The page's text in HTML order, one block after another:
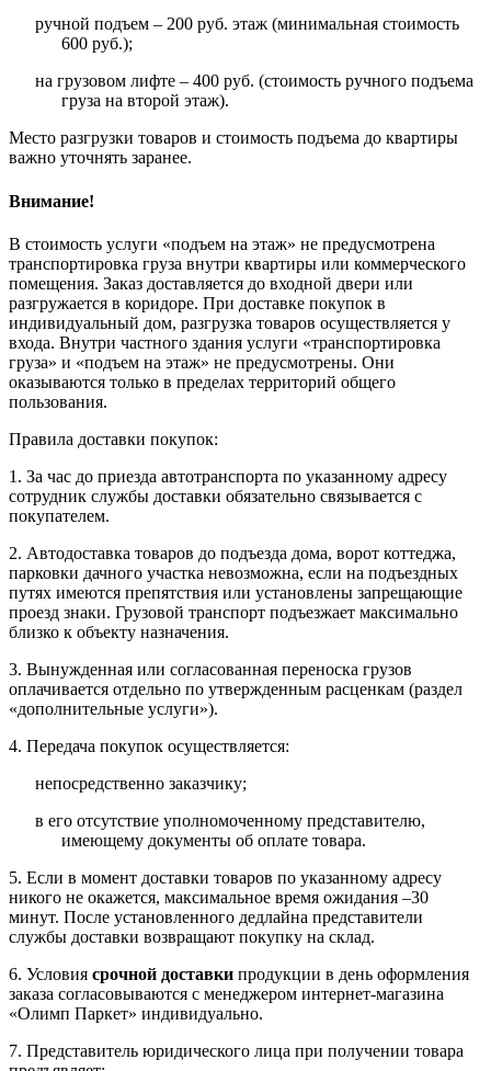
ручной подъем – 200 руб. этаж (минимальная стоимость
600 руб.);
на грузовом лифте – 400 руб. (стоимость ручного подъема
груза на второй этаж).
Место разгрузки товаров и стоимость подъема до квартиры
важно уточнять заранее.
Внимание!
В стоимость услуги «подъем на этаж» не предусмотрена
транспортировка груза внутри квартиры или коммерческого
помещения. Заказ доставляется до входной двери или
разгружается в коридоре. При доставке покупок в
индивидуальный дом, разгрузка товаров осуществляется у
входа. Внутри частного здания услуги «транспортировка
груза» и «подъем на этаж» не предусмотрены. Они
оказываются только в пределах территорий общего
пользования.
Правила доставки покупок:
1. За час до приезда автотранспорта по указанному адресу
сотрудник службы доставки обязательно связывается с
покупателем.
2. Автодоставка товаров до подъезда дома, ворот коттеджа,
парковки дачного участка невозможна, если на подъездных
путях имеются препятствия или установлены запрещающие
проезд знаки. Грузовой транспорт подъезжает максимально
близко к объекту назначения.
3. Вынужденная или согласованная переноска грузов
оплачивается отдельно по утвержденным расценкам (раздел
«дополнительные услуги»).
4. Передача покупок осуществляется:
непосредственно заказчику;
в его отсутствие уполномоченному представителю,
имеющему документы об оплате товара.
5. Если в момент доставки товаров по указанному адресу
никого не окажется, максимальное время ожидания –30
минут. После установленного дедлайна представители
службы доставки возвращают покупку на склад.
6. Условия срочной доставки продукции в день оформления
заказа согласовываются с менеджером интернет-магазина
«Олимп Паркет» индивидуально.
7. Представитель юридического лица при получении товара